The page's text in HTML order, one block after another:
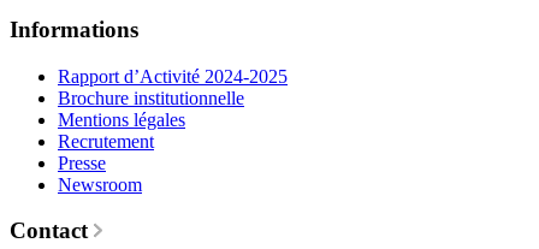
Informations
Rapport d’Activité 2024-2025
Brochure institutionnelle
Mentions légales
Recrutement
Presse
Newsroom
Contact